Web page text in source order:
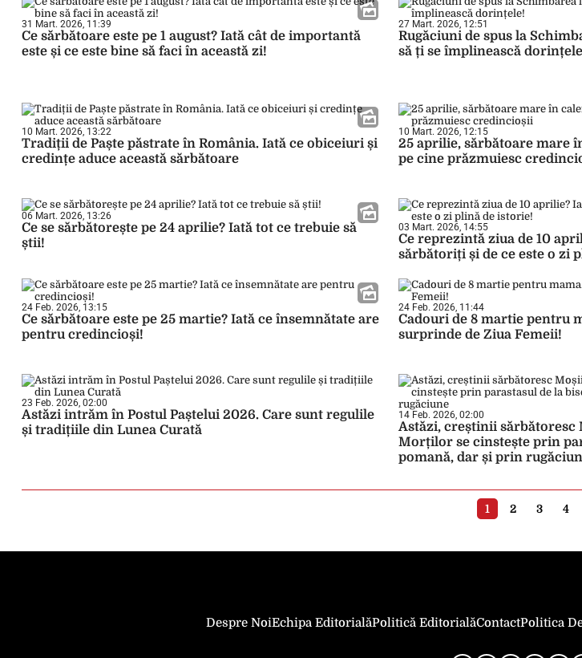
31 Mart. 2026, 11:39
Ce sărbătoare este pe 1 august? Iată cât de importantă
este și ce este bine să faci în această zi!
27 Mart. 2026, 12:51
Rugăciuni de spus la
să ți se împlinească
10 Mart. 2026, 13:22
Tradiții de Paște păstrate în România. Iată ce obiceiuri și
credințe aduce această sărbătoare
10 Mart. 2026, 12:15
25 aprilie, sărbătoare mare
pe cine prăzmuiesc
06 Mart. 2026, 13:26
Ce se sărbătorește pe 24 aprilie? Iată tot ce trebuie să
știi!
03 Mart. 2026, 14:55
Ce reprezintă ziua de 10
sărbătoriți și de ce este o zi
24 Feb. 2026, 13:15
Ce sărbătoare este pe 25 martie? Iată ce însemnătate are
pentru credincioși!
24 Feb. 2026, 11:44
Cadouri de 8 martie pentru
surprinde de Ziua Femeii!
23 Feb. 2026, 02:00
Astăzi intrăm în Postul Paștelui 2026. Care sunt regulile
și tradițiile din Lunea Curată
14 Feb. 2026, 02:00
Astăzi, creștinii sărbătoresc
Morților se cinstește prin
pomană, dar și prin
1 2 3 4
Despre NoiEchipa EditorialăPolitică EditorialăContactPolitica